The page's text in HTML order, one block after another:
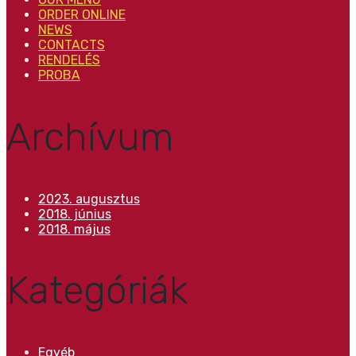
ORDER ONLINE
NEWS
CONTACTS
RENDELÉS
PROBA
Archívum
2023. augusztus
2018. június
2018. május
Kategóriák
Egyéb